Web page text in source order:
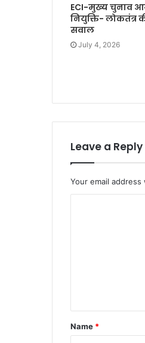
ECI-मुख्य चुनाव
नियुक्ति- लोकतंत्र
सवाल
July 4, 2026
Leave a Reply
Your email
Name *